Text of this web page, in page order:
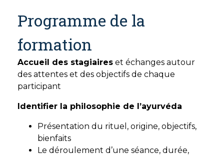
Programme de la
formation
Accueil des stagiaires et échanges autour
des attentes et des objectifs de chaque
participant
Identifier la philosophie de l’ayurvéda
Présentation du rituel, origine, objectifs,
bienfaits
Le déroulement d’une séance, durée,